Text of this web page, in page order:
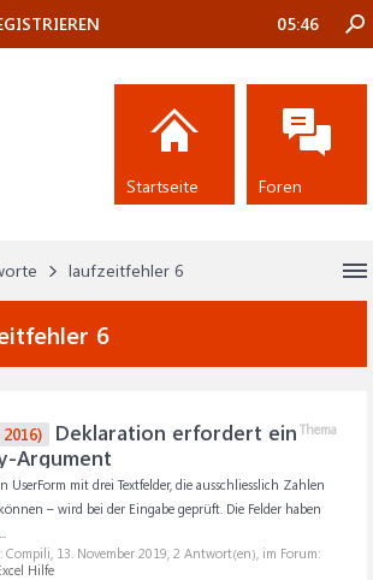
laufzeitfehler 6
6
Thema
Deklaration erfordert ein
Argument
UserForm mit drei Textfelder, die ausschliesslich Zahlen
– wird bei der Eingabe geprüft. Die Felder haben
Compili, 13. November 2019, 2 Antwort(en), im Forum:
Hilfe
05:46
Startseite Foren